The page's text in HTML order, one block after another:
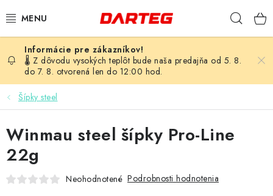
na
ŠÍPKY
TERČE
LETKY
NÁSADKY
🌡️ Z dôvodu vysokých teplôt bude naša predajňa od 5. 8.
do 7. 8. otvorená len do 12:00 hod.
Šípky steel
Winmau steel šípky Pro-Line
22g
Neohodnotené Podrobnosti hodnotenia